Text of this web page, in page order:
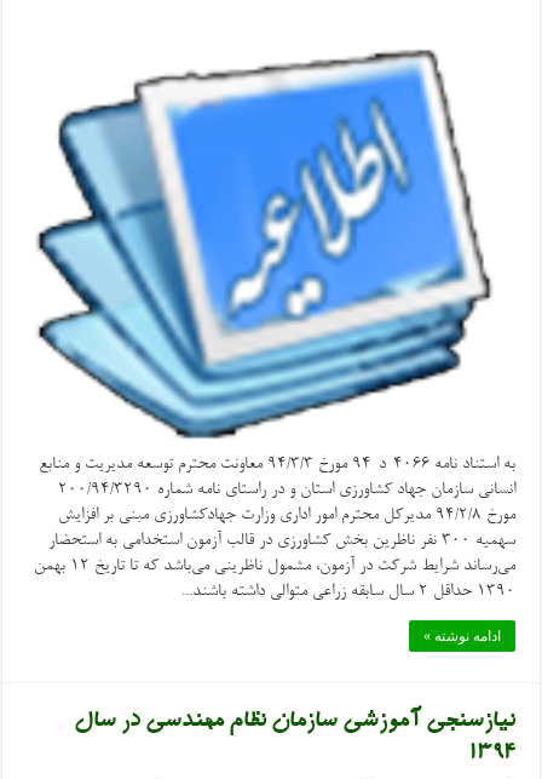
به استناد نامه 4066-د-94 مورخ 94/3/3 معاونت محترم توسعه مدیریت و منابع
انسانی سازمان جهاد کشاورزی استان و در راستای نامه شماره 200/94/3290
مورخ 94/2/8 مدیرکل محترم امور اداری وزارت جهادکشاورزی مبنی بر افزایش
سهمیه 300 نفر ناظرین بخش کشاورزی در قالب آزمون استخدامی به استحضار
می‌رساند شرایط شرکت در آزمون، مشمول ناظرینی می‌باشد که تا تاریخ 12 بهمن
1390 حداقل 2 سال سابقه زراعی متوالی داشته باشند...
ادامه نوشته »
نیازسنجی آموزشی سازمان نظام مهندسی در سال
1394